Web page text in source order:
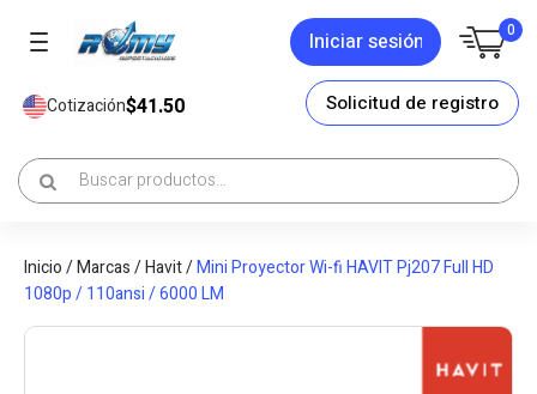
Iniciar sesión 0
Cotización$41.50 Solicitud de registro
Inicio/Marcas/Havit/Mini Proyector Wi-fi HAVIT Pj207 Full HD
1080p / 110ansi / 6000 LM